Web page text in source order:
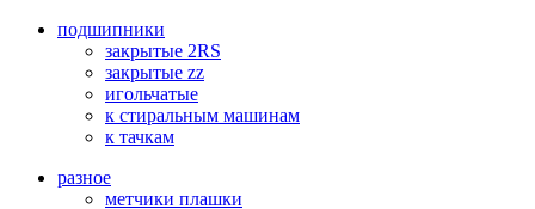
подшипники
закрытые 2RS
закрытые zz
игольчатые
к стиральным машинам
к тачкам
разное
метчики плашки